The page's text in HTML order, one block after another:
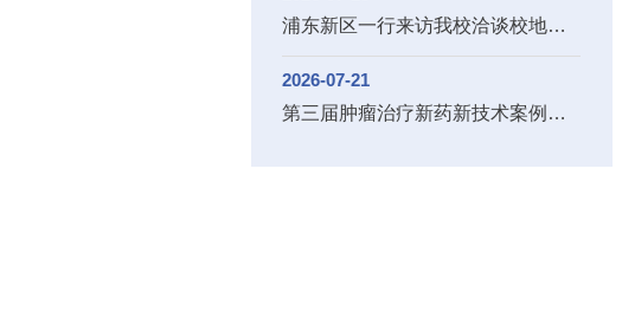
浦东新区一行来访我校洽谈校地合作事宜
2026-07-21
第三届肿瘤治疗新药新技术案例展示论坛在蚌...